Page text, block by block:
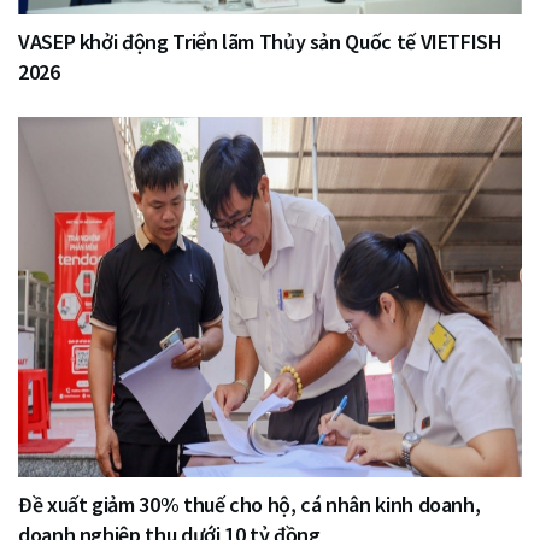
VASEP khởi động Triển lãm Thủy sản Quốc tế VIETFISH
2026
Đề xuất giảm 30% thuế cho hộ, cá nhân kinh doanh,